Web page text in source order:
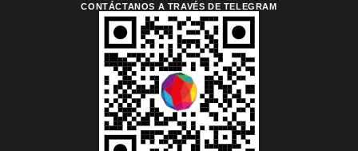
CONTÁCTANOS A TRAVÉS DE TELEGRAM